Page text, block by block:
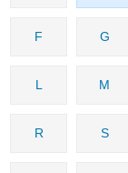
F G
L M
R S